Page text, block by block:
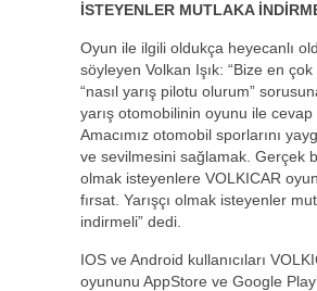
İSTEYENLER MUTLAKA
Oyun ile ilgili oldukça heyecanlı
söyleyen Volkan Işık: “Bize en
“nasıl yarış pilotu olurum”
yarış otomobilinin oyunu ile cevap
Amacımız otomobil sporlarını
ve sevilmesini sağlamak. Gerçek
olmak isteyenlere VOLKICAR
fırsat. Yarışçı olmak isteyenler
indirmeli” dedi.
IOS ve Android kullanıcıları
oyununu AppStore ve Google